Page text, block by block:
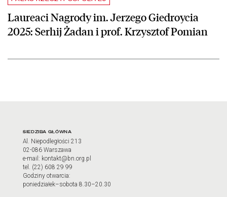
Laureaci Nagrody im. Jerzego Giedroycia
2025: Serhij Żadan i prof. Krzysztof Pomian
Adres oraz godziny
SIEDZIBA GŁÓWNA
Al. Niepodległości 213
02-086 Warszawa
e-mail: kontakt@bn.org.pl
tel. (22) 608 29 99
Godziny otwarcia:
poniedziałek–sobota 8.30–20.30